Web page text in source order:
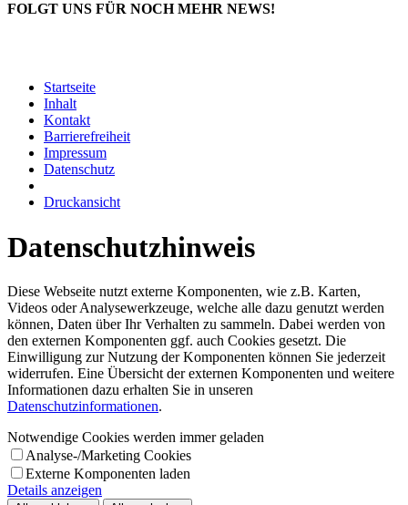
FOLGT UNS FÜR NOCH MEHR NEWS!
Startseite
Inhalt
Kontakt
Barrierefreiheit
Impressum
Datenschutz
Druckansicht
Datenschutzhinweis
Diese Webseite nutzt externe Komponenten, wie z.B. Karten,
Videos oder Analysewerkzeuge, welche alle dazu genutzt werden
können, Daten über Ihr Verhalten zu sammeln. Dabei werden von
den externen Komponenten ggf. auch Cookies gesetzt. Die
Einwilligung zur Nutzung der Komponenten können Sie jederzeit
widerrufen. Eine Übersicht der externen Komponenten und weitere
Informationen dazu erhalten Sie in unseren
Datenschutzinformationen.
Notwendige Cookies werden immer geladen
Analyse-/Marketing Cookies
Externe Komponenten laden
Details anzeigen